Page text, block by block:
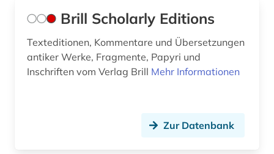
Brill Scholarly Editions
Texteditionen, Kommentare und Übersetzungen
antiker Werke, Fragmente, Papyri und
Inschriften vom Verlag Brill Mehr Informationen
Zur Datenbank